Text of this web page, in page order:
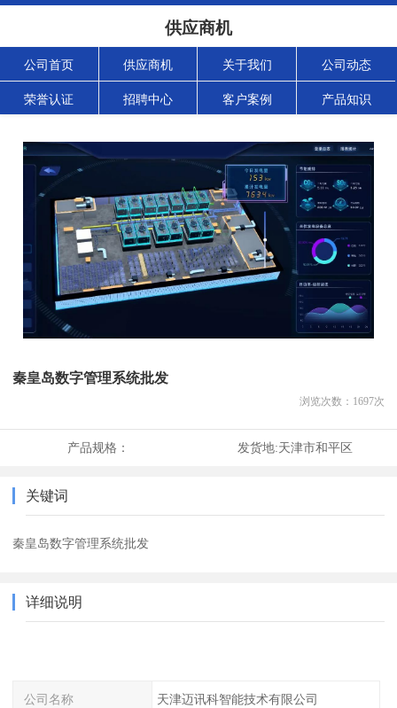
供应商机
公司首页 供应商机 关于我们 公司动态
荣誉认证 招聘中心 客户案例 产品知识
秦皇岛数字管理系统批发
浏览次数： 1697次
产品规格： 发货地:天津市和平区
关键词
秦皇岛数字管理系统批发
详细说明
公司名称 天津迈讯科智能技术有限公司